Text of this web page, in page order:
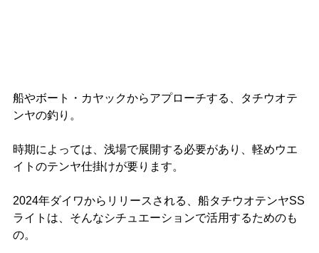
船やボート・カヤックからアプローチする、タチウオテ
ンヤの釣り。
時期によっては、浅場で展開する必要があり、軽めウエ
イトのテンヤ仕掛けが要ります。
2024年ダイワからリリースされる、船タチウオテンヤSS
ライトは、そんなシチュエーションで活用するためのも
の。